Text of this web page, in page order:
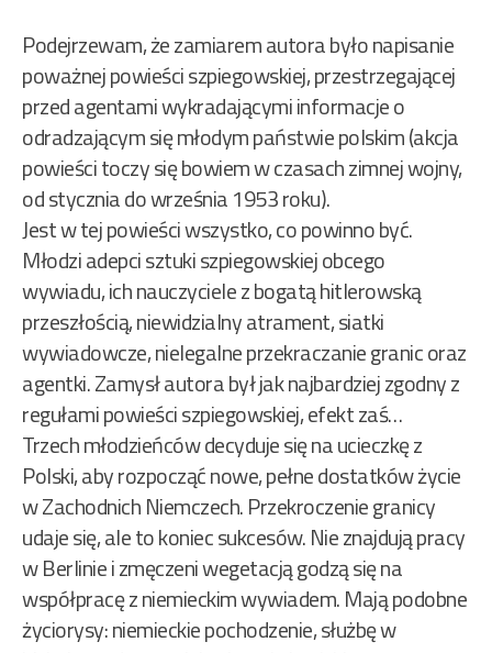
Podejrzewam, że zamiarem autora było napisanie
poważnej powieści szpiegowskiej, przestrzegającej
przed agentami wykradającymi informacje o
odradzającym się młodym państwie polskim (akcja
powieści toczy się bowiem w czasach zimnej wojny,
od stycznia do września 1953 roku).
Jest w tej powieści wszystko, co powinno być.
Młodzi adepci sztuki szpiegowskiej obcego
wywiadu, ich nauczyciele z bogatą hitlerowską
przeszłością, niewidzialny atrament, siatki
wywiadowcze, nielegalne przekraczanie granic oraz
agentki. Zamysł autora był jak najbardziej zgodny z
regułami powieści szpiegowskiej, efekt zaś…
Trzech młodzieńców decyduje się na ucieczkę z
Polski, aby rozpocząć nowe, pełne dostatków życie
w Zachodnich Niemczech. Przekroczenie granicy
udaje się, ale to koniec sukcesów. Nie znajdują pracy
w Berlinie i zmęczeni wegetacją godzą się na
współpracę z niemieckim wywiadem. Mają podobne
życiorysy: niemieckie pochodzenie, służbę w